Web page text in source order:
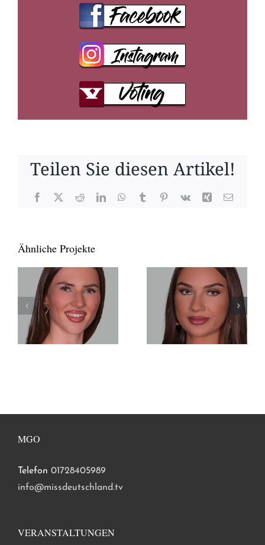
Teilen Sie diesen Artikel!
Facebook
X RedditLinkedInWhatsApp
TumblrPinterest
Vk Xing E-
Ähnliche Projekte
MGO
Telefon 01728405989
info@missdeutschland.tv
VERANSTALTUNGEN